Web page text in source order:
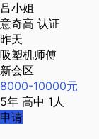
吕小姐
意奇高 认证
昨天
吸塑机师傅
新会区
8000-10000元
5年 高中 1人
申请